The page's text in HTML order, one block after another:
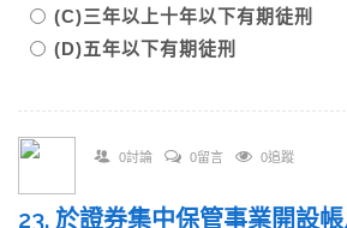
(C)三年以上十年以下有期徒刑
(D)五年以下有期徒刑
0討論 0留言 0追蹤
23. 於證券集中保管事業開設帳